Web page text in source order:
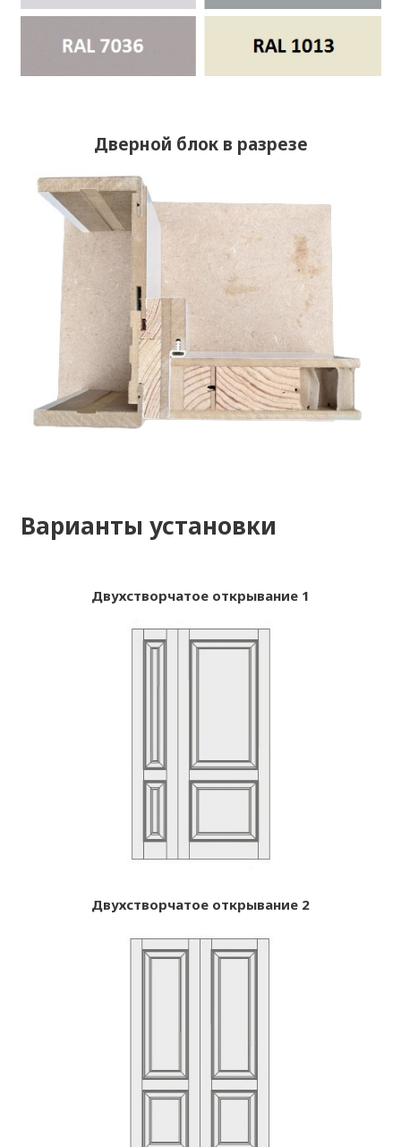
Дверной блок в разрезе
Варианты установки
Двухстворчатое открывание 1
Двухстворчатое открывание 2